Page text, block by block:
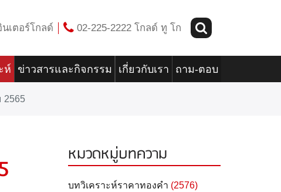
นเตอร์โกลด์ 02-225-2222 โกลด์ ทู โก
ห์ ข่าวสารและกิจกรรม เกี่ยวกับเรา ถาม-ตอบ
2565
หมวดหมู่บทความ
บทวิเคราะห์ราคาทองคำ (2576)